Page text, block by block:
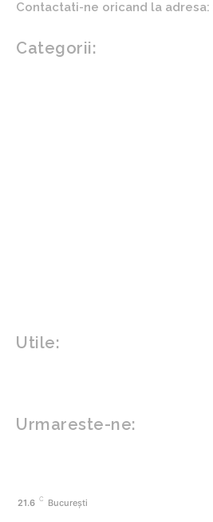
Contactati-ne oricand la adresa:
Categorii:
Utile:
Urmareste-ne:
21.6 C București